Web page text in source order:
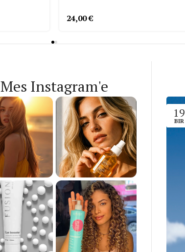
24,00€
Mes Instagram'e
19
BIR